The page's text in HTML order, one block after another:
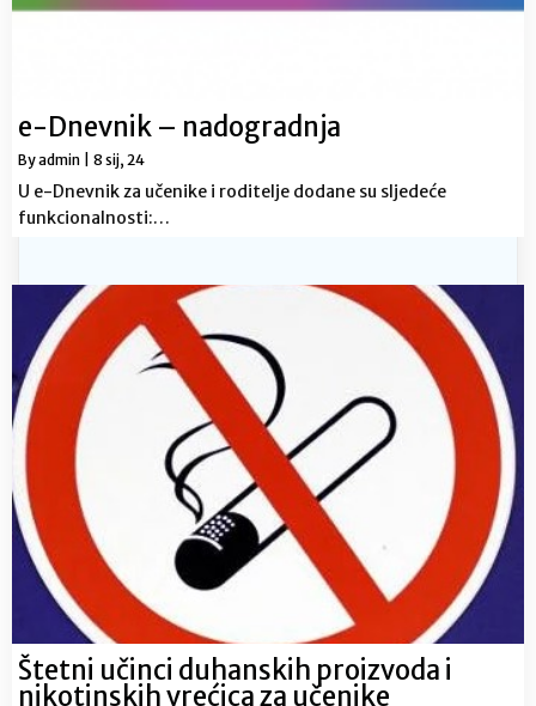
e-Dnevnik – nadogradnja
Byadmin 8 sij, 24
U e-Dnevnik za učenike i roditelje dodane su sljedeće
funkcionalnosti:…
Štetni učinci duhanskih proizvoda i
nikotinskih vrećica za učenike